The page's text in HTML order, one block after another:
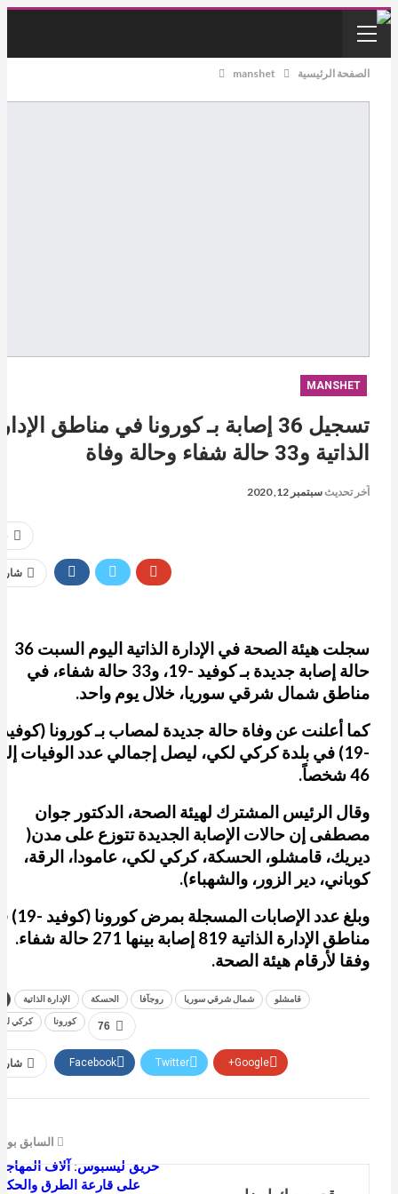
الصفحة الرئيسية manshet
MANSHET
تسجيل 36 إصابة بـ كورونا في مناطق
الذاتية و33 حالة شفاء وحالة وفاة
آخر تحديث سبتمبر 12, 2020
سجلت هيئة الصحة في الإدارة الذاتية اليوم السبت 36
حالة إصابة جديدة بـ كوفيد -19، و33 حالة شفاء، في
مناطق شمال شرقي سوريا، خلال يوم واحد.
كما أعلنت عن وفاة حالة جديدة لمصاب بـ كورونا (كوفيد
-19) في بلدة كركي لكي، ليصل إجمالي عدد الوفيات
46 شخصاً.
وقال الرئيس المشترك لهيئة الصحة، الدكتور جوان
مصطفى إن حالات الإصابة الجديدة تتوزع على مدن(
ديريك، قامشلو، الحسكة، كركي لكي، عامودا، الرقة،
كوباني، دير الزور، والشهباء).
وبلغ عدد الإصابات
مناطق الإدارة الذاتية 819 إصابة بينها 271 حالة شفاء.
وفقا لأرقام هيئة الصحة.
الإدارة الذاتية الحسكة روجآفا شمال شرقي سوريا قامشلو
كركي كورونا 76
Facebook Twitter Google+
السابق
حريق ليسبوس: آلاف
على قارعة الطرق